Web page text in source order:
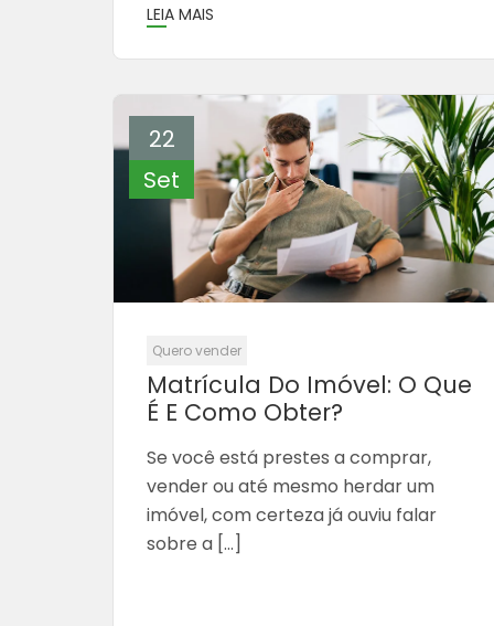
LEIA MAIS
22
Set
Quero vender
Matrícula Do Imóvel: O Que
É E Como Obter?
Se você está prestes a comprar,
vender ou até mesmo herdar um
imóvel, com certeza já ouviu falar
sobre a […]